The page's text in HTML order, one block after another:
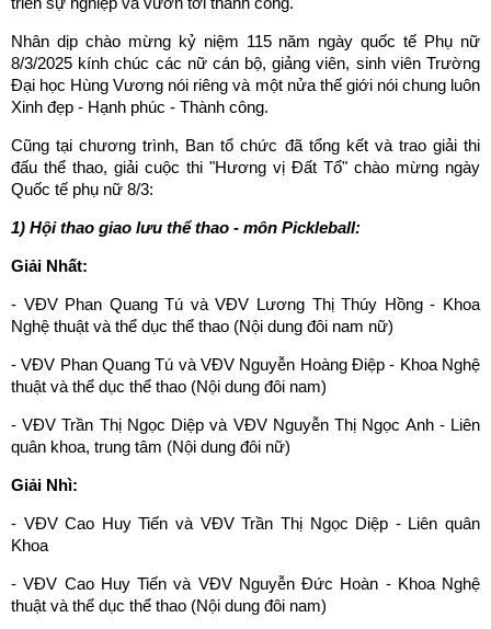
Nhân dịp chào mừng kỷ niệm 115 năm ngày quốc tế Phụ nữ
8/3/2025 kính chúc các nữ cán bộ, giảng viên, sinh viên Trường
Đại học Hùng Vương nói riêng và một nửa thế giới nói chung luôn
Xinh đẹp - Hạnh phúc - Thành công.
Cũng tại chương trình, Ban tổ chức đã tổng kết và trao giải thi
đấu thể thao, giải cuộc thi "Hương vị Đất Tổ" chào mừng ngày
Quốc tế phụ nữ 8/3:
1) Hội thao giao lưu thể thao - môn Pickleball:
Giải Nhất:
- VĐV Phan Quang Tú và VĐV Lương Thị Thúy Hồng - Khoa
Nghệ thuật và thể dục thể thao (Nội dung đôi nam nữ)
- VĐV Phan Quang Tú và VĐV Nguyễn Hoàng Điệp - Khoa Nghệ
thuật và thể dục thể thao (Nội dung đôi nam)
- VĐV Trần Thị Ngọc Diệp và VĐV Nguyễn Thị Ngọc Anh - Liên
quân khoa, trung tâm (Nội dung đôi nữ)
Giải Nhì:
- VĐV Cao Huy Tiến và VĐV Trần Thị Ngọc Diệp - Liên quân
Khoa
- VĐV Cao Huy Tiến và VĐV Nguyễn Đức Hoàn - Khoa Nghệ
thuật và thể dục thể thao (Nội dung đôi nam)